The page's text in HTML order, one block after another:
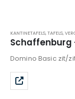
KANTINETAFELS,TAFELS,
Domino Basic zit/